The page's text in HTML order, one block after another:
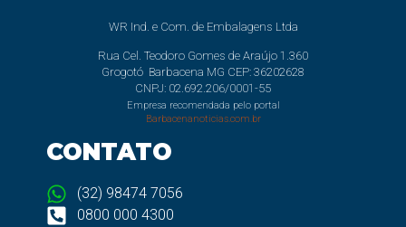
WR Ind. e Com. de Embalagens Ltda
Rua Cel. Teodoro Gomes de Araújo 1.360
Grogotó Barbacena MG CEP: 36202628
CNPJ: 02.692.206/0001-55
Empresa recomendada pelo portal
Barbacenanoticias.com.br
CONTATO
(32) 98474 7056
0800 000 4300